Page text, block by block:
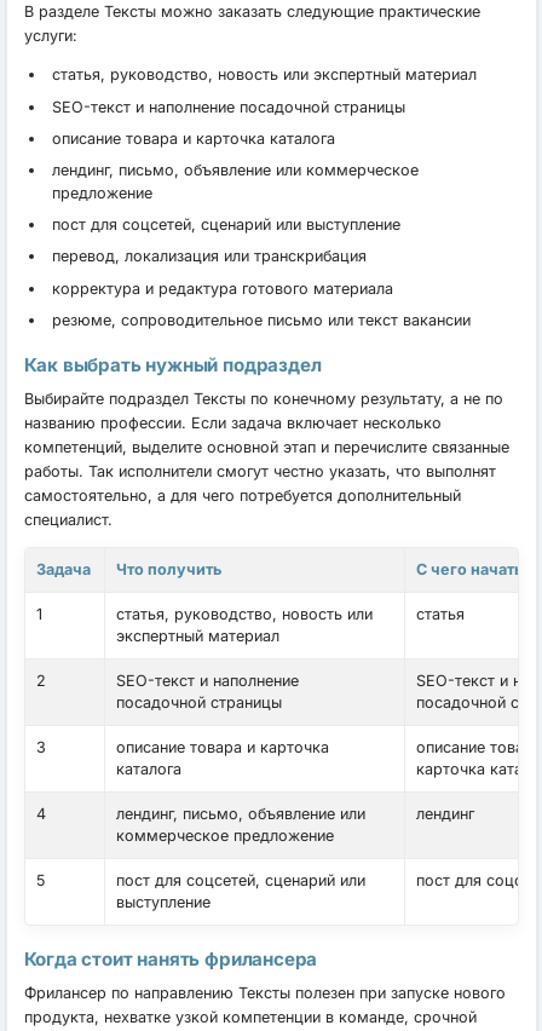
В разделе Тексты можно заказать следующие практические
услуги:
статья, руководство, новость или экспертный материал
SEO-текст и наполнение посадочной страницы
описание товара и карточка каталога
лендинг, письмо, объявление или коммерческое
предложение
пост для соцсетей, сценарий или выступление
перевод, локализация или транскрибация
корректура и редактура готового материала
резюме, сопроводительное письмо или текст вакансии
Как выбрать нужный подраздел
Выбирайте подраздел Тексты по конечному результату, а не по
названию профессии. Если задача включает несколько
компетенций, выделите основной этап и перечислите связанные
работы. Так исполнители смогут честно указать, что выполнят
самостоятельно, а для чего потребуется дополнительный
специалист.
Задача Что получить С чего начать
1
статья, руководство, новость или
экспертный материал
статья
2
SEO-текст и наполнение
посадочной страницы
SEO-текст и
посадочной
3
описание товара и карточка
каталога
описание
карточка
4
лендинг, письмо, объявление или
коммерческое предложение
лендинг
5
пост для соцсетей, сценарий или
выступление
пост для
Когда стоит нанять фрилансера
Фрилансер по направлению Тексты полезен при запуске нового
продукта, нехватке узкой компетенции в команде, срочной